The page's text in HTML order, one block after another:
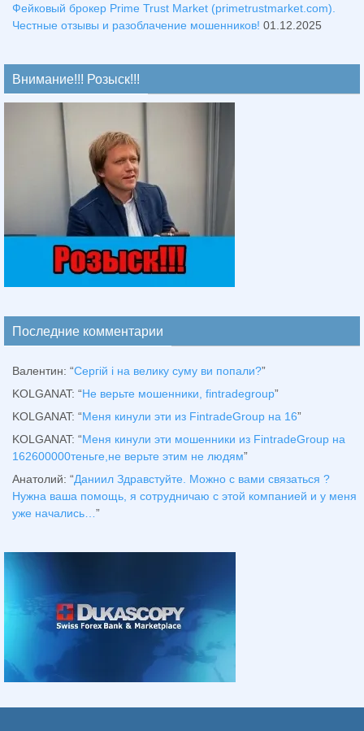
Фейковый брокер Prime Trust Market (primetrustmarket.com).
Честные отзывы и разоблачение мошенников! 01.12.2025
Внимание!!! Розыск!!!
Последние комментарии
Валентин: “Сергій і на велику суму ви попали?”
KOLGANAT: “Не верьте мошенники, fintradegroup”
KOLGANAT: “Меня кинули эти из FintradeGroup на 16”
KOLGANAT: “Меня кинули эти мошенники из FintradeGroup на
162600000теньге,не верьте этим не людям”
Анатолий: “Даниил Здравстуйте. Можно с вами связаться ?
Нужна ваша помощь, я сотрудничаю с этой компанией и у меня
уже начались… ”